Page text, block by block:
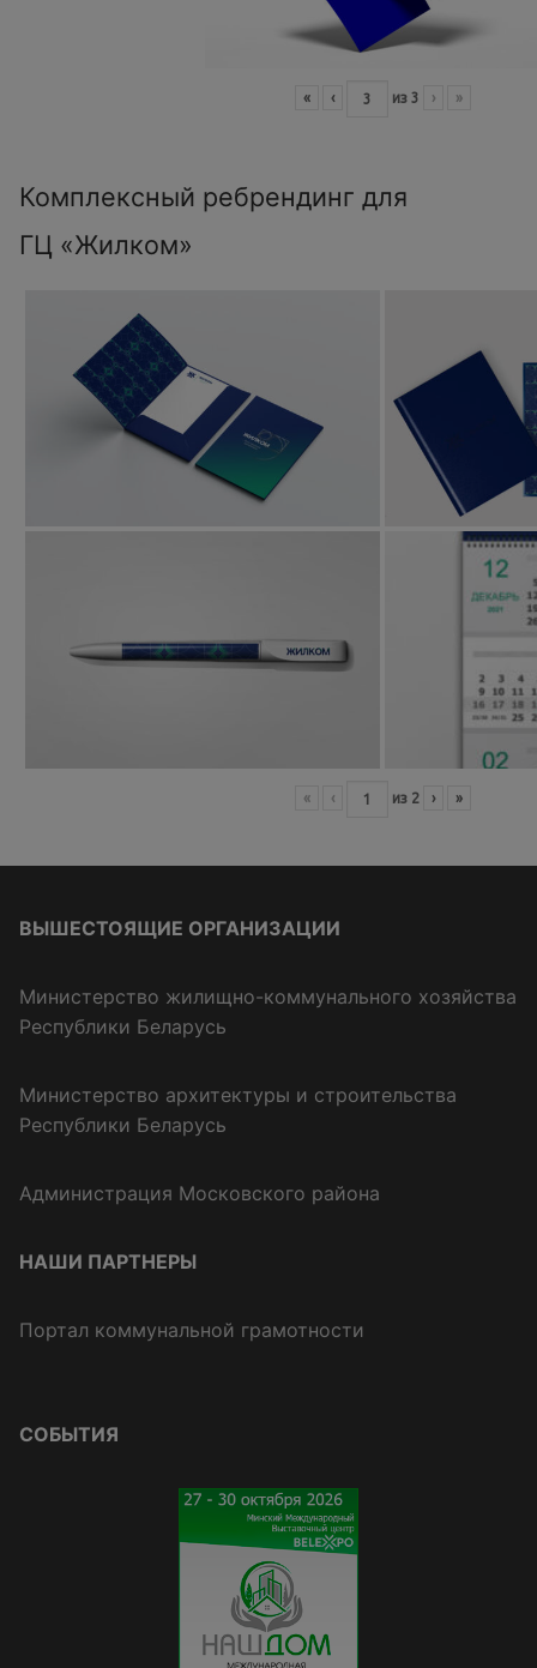
« ‹ из 3 › »
Комплексный ребрендинг для
ГЦ «Жилком»
« ‹ из 2 › »
ВЫШЕСТОЯЩИЕ ОРГАНИЗАЦИИ
Министерство жилищно-коммунального хозяйства
Республики Беларусь
Министерство архитектуры и строительства
Республики Беларусь
Администрация Московского района
НАШИ ПАРТНЕРЫ
Портал коммунальной грамотности
СОБЫТИЯ